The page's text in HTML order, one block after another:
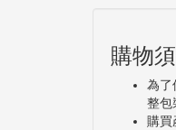
購物
為了
整包
購買